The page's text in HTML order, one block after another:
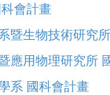
會計畫
暨生物技術研究
應用物理研究所
系 國科會計畫